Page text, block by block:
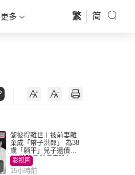
更多 繁 简
黎彼得離世丨被前妻離
棄成「帶子洪郎」 為38
歲「躺平」兒子還債多
年 曾盼尋伴侶度晚年
影視圈
15小時前